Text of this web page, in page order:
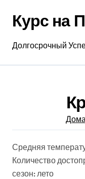
содержанию
Курс на
Долгосрочный
Средняя
Количество
сезон: лето